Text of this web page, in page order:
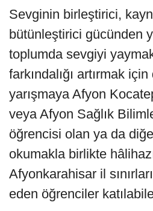
Sevginin birleştirici,
bütünleştirici gücünden
toplumda sevgiyi
farkındalığı artırmak
yarışmaya Afyon
veya Afyon Sağlık
öğrencisi olan ya da
okumakla birlikte
Afyonkarahisar il
eden öğrenciler